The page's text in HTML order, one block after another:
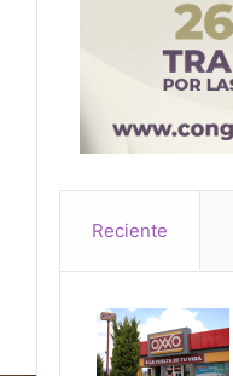
Reciente